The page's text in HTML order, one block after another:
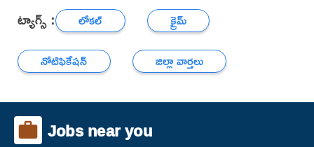
ట్యాగ్స్ : లోకల్
క్రైమ్
నోటిఫికేషన్
జిల్లా వార్తలు
Jobs near you